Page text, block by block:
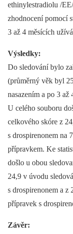
ethinylestradiolu /
zhodnocení pomocí
3 až 4 měsících
Výsledky:
Do sledování bylo
(průměrný věk byl
nasazením a po 3
U celého souboru
celkového skóre z
s drospirenonem na
přípravkem. Ke
došlo u obou
24,9 v úvodu
s drospirenonem a
přípravek s
Závěr: